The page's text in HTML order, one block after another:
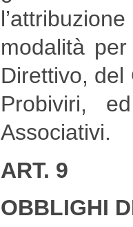
modalità
Direttivo, del
Probiviri,
Associativi.
ART. 9
OBBLIGHI